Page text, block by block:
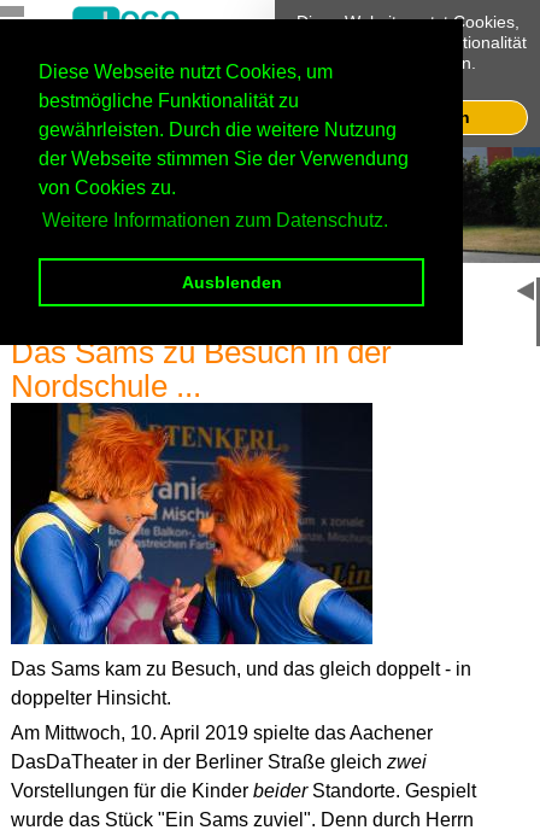
Diese Webseite nutzt Cookies, um
bestmögliche Funktionalität zu
gewährleisten. Durch die weitere Nutzung
der Webseite stimmen Sie der Verwendung
von Cookies zu.
Weitere Informationen zum Datenschutz.
Ausblenden
Jülich
Haupteingang
Das Sams zu Besuch in der
Nordschule ...
Das Sams kam zu Besuch, und das gleich doppelt - in
doppelter Hinsicht.
Am Mittwoch, 10. April 2019 spielte das Aachener
DasDaTheater in der Berliner Straße gleich zwei
Vorstellungen für die Kinder beider Standorte. Gespielt
wurde das Stück "Ein Sams zuviel". Denn durch Herrn
Diese Website nutzt Cookies,
um bestmögliche Funktionalität
bieten zu können.
Ok, verstanden